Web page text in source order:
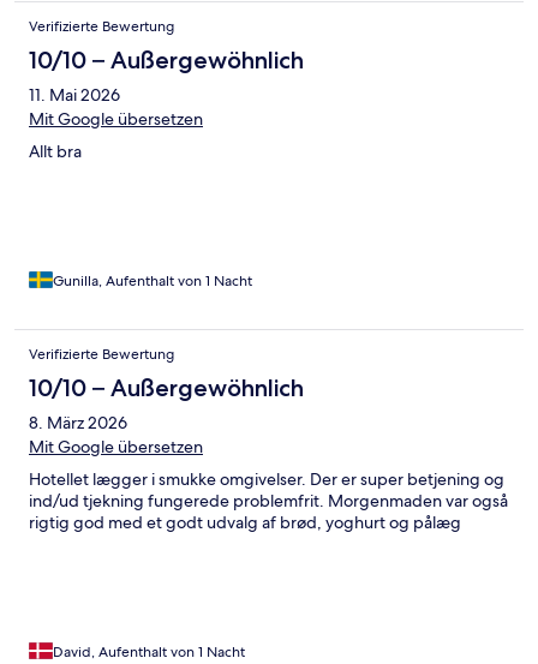
Verifizierte Bewertung
10/10 – Außergewöhnlich
11. Mai 2026
Mit Google übersetzen
Allt bra
Gunilla, Aufenthalt von 1 Nacht
Verifizierte Bewertung
10/10 – Außergewöhnlich
8. März 2026
Mit Google übersetzen
Hotellet lægger i smukke omgivelser. Der er super betjening og
ind/ud tjekning fungerede problemfrit. Morgenmaden var også
rigtig god med et godt udvalg af brød, yoghurt og pålæg
David, Aufenthalt von 1 Nacht